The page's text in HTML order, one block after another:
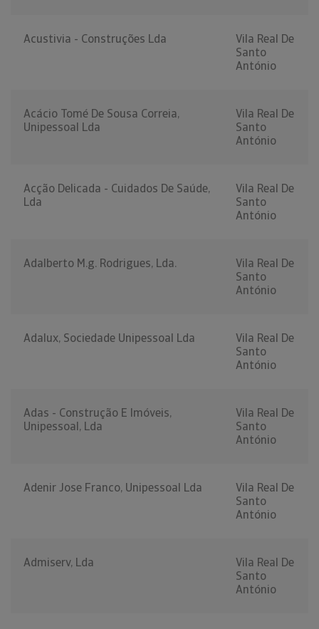
Acustivia - Construções Lda
Vila Real De
Santo
António
Acácio Tomé De Sousa Correia,
Unipessoal Lda
Vila Real De
Santo
António
Acção Delicada - Cuidados De Saúde,
Lda
Vila Real De
Santo
António
Adalberto M.g. Rodrigues, Lda.
Vila Real De
Santo
António
Adalux, Sociedade Unipessoal Lda
Vila Real De
Santo
António
Adas - Construção E Imóveis,
Unipessoal, Lda
Vila Real De
Santo
António
Adenir Jose Franco, Unipessoal Lda
Vila Real De
Santo
António
Admiserv, Lda
Vila Real De
Santo
António